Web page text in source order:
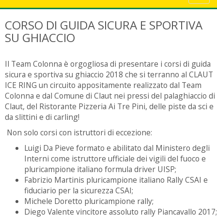
CORSO DI GUIDA SICURA E SPORTIVA
SU GHIACCIO
Il Team Colonna è orgogliosa di presentare i corsi di guida
sicura e sportiva su ghiaccio 2018 che si terranno al CLAUT
ICE RING un circuito appositamente realizzato dal Team
Colonna e dal Comune di Claut nei pressi del palaghiaccio di
Claut, del Ristorante Pizzeria Ai Tre Pini, delle piste da sci e
da slittini e di carling!
Non solo corsi con istruttori di eccezione:
Luigi Da Pieve formato e abilitato dal Ministero degli
Interni come istruttore ufficiale dei vigili del fuoco e
pluricampione italiano formula driver UISP;
Fabrizio Martinis pluricampione italiano Rally CSAI e
fiduciario per la sicurezza CSAI;
Michele Doretto pluricampione rally;
Diego Valente vincitore assoluto rally Piancavallo 2017;